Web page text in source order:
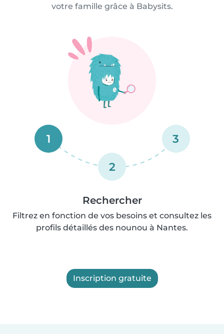
votre famille grâce à Babysits.
1
2
3
Rechercher
Filtrez en fonction de vos besoins et consultez les
profils détaillés des nounou à Nantes.
Inscription gratuite